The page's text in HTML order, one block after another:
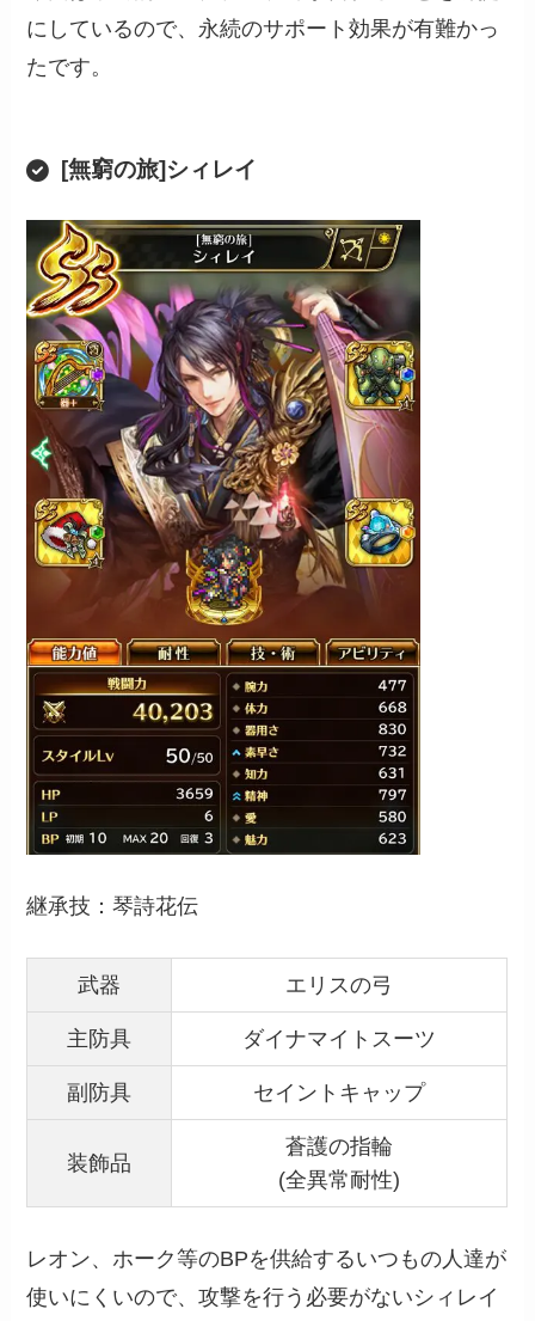
にしているので、永続のサポート効果が有難かっ
たです。
[無窮の旅]シィレイ
継承技：琴詩花伝
武器 エリスの弓
主防具 ダイナマイトスーツ
副防具 セイントキャップ
装飾品
蒼護の指輪
(全異常耐性)
レオン、ホーク等のBPを供給するいつもの人達が
使いにくいので、攻撃を行う必要がないシィレイ